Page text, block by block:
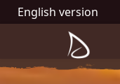
English version